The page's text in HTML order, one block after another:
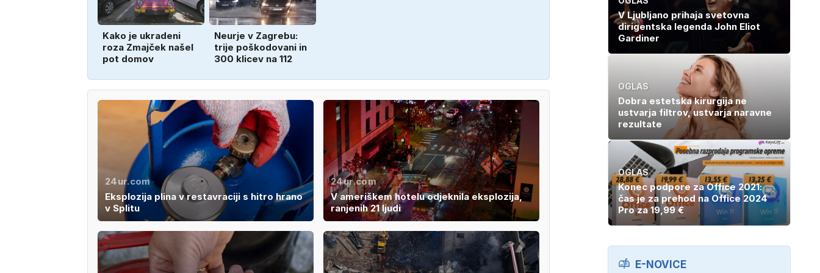
Kako je ukradeni
roza Zmajček našel
pot domov
Neurje v Zagrebu:
trije poškodovani in
300 klicev na 112
24ur.com
Eksplozija plina v restavraciji s hitro hrano
v Splitu
24ur.com
V ameriškem hotelu odjeknila eksplozija,
ranjenih 21 ljudi
V Ljubljano prihaja svetovna
dirigentska legenda John Eliot
Gardiner
OGLAS
Dobra estetska kirurgija ne
ustvarja filtrov, ustvarja naravne
rezultate
OGLAS
Konec podpore za Office 2021:
čas je za prehod na Office 2024
Pro za 19,99 €
E-NOVICE